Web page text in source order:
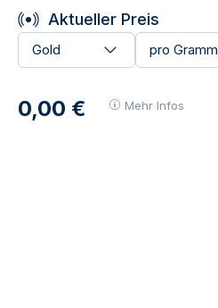
Aktueller Preis
Gold pro Gramm
0,00 € Mehr Infos